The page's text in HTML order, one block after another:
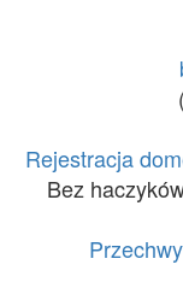
Rejestracja
Bez